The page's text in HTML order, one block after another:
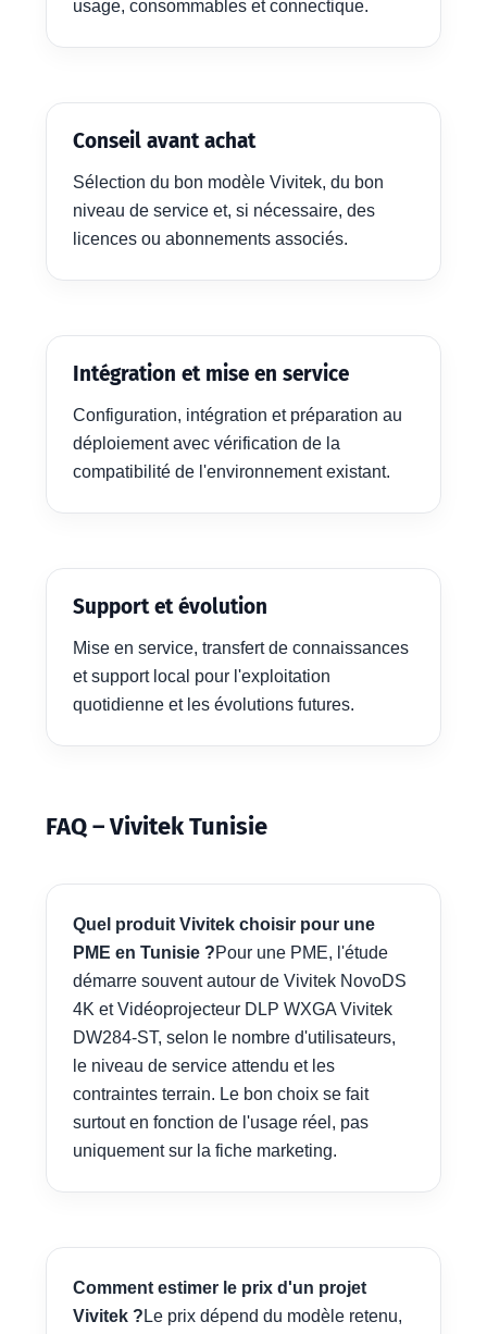
usage, consommables et connectique.
Conseil avant achat
Sélection du bon modèle Vivitek, du bon
niveau de service et, si nécessaire, des
licences ou abonnements associés.
Intégration et mise en service
Configuration, intégration et préparation au
déploiement avec vérification de la
compatibilité de l'environnement existant.
Support et évolution
Mise en service, transfert de connaissances
et support local pour l'exploitation
quotidienne et les évolutions futures.
FAQ – Vivitek Tunisie
Quel produit Vivitek choisir pour une
PME en Tunisie ?Pour une PME, l'étude
démarre souvent autour de Vivitek NovoDS
4K et Vidéoprojecteur DLP WXGA Vivitek
DW284-ST, selon le nombre d'utilisateurs,
le niveau de service attendu et les
contraintes terrain. Le bon choix se fait
surtout en fonction de l'usage réel, pas
uniquement sur la fiche marketing.
Comment estimer le prix d'un projet
Vivitek ? Le prix dépend du modèle retenu,